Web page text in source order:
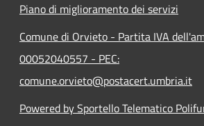
Piano di miglioramento dei servizi
Comune di Orvieto - Partita IVA
00052040557 - PEC:
comune.orvieto@postacert.umbria.it
Powered by Sportello Telematico